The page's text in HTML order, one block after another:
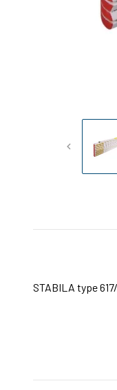
STABILA type